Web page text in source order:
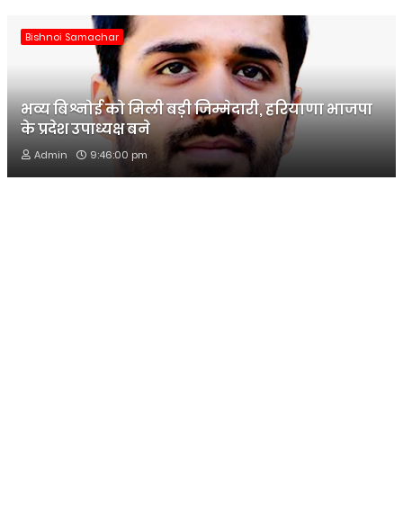
Bishnoi Samachar
भव्य बिश्नोई को मिली बड़ी जिम्मेदारी, हरियाणा भाजपा
के प्रदेश उपाध्यक्ष बने
Admin 9:46:00 pm